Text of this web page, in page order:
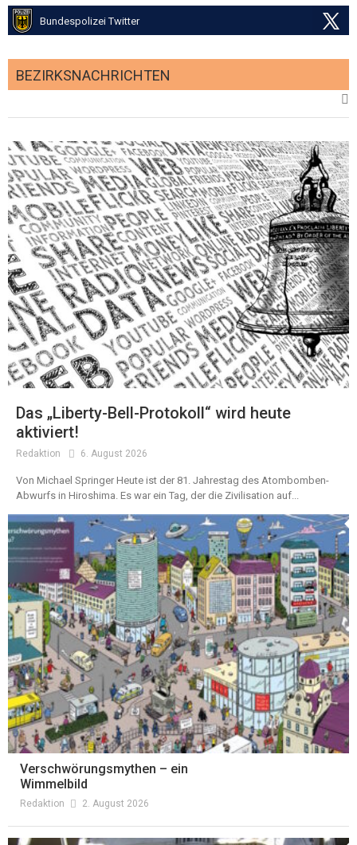
Bundespolizei Twitter
BEZIRKSNACHRICHTEN
Das „Liberty-Bell-Protokoll“ wird heute
aktiviert!
Redaktion 6. August 2026
Von Michael Springer Heute ist der 81. Jahrestag des Atombomben-
Abwurfs in Hiroshima. Es war ein Tag, der die Zivilisation auf...
Verschwörungsmythen – ein
Wimmelbild
Redaktion 2. August 2026